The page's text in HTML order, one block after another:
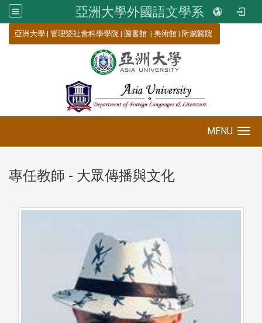
亞洲大學外國語文學系
亞洲大學 | 管理暨社會科學學院 | 圖書館 | 美術館 | 附屬醫院
MENU
專任教師 - 大眾傳播與文化